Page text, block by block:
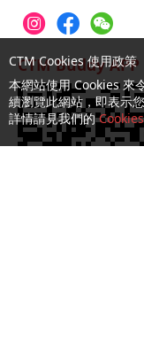
CTM Buddy APP
CTM Cookies 使用政策
本網站使用 Cookies 來
續瀏覽此網站，即表示
詳情請見我們的